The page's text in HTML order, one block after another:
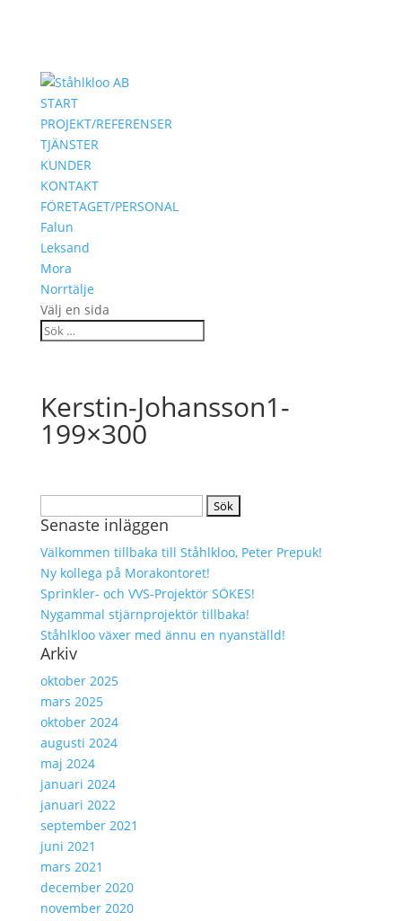
START
PROJEKT/REFERENSER
TJÄNSTER
KUNDER
KONTAKT
FÖRETAGET/PERSONAL
Falun
Leksand
Mora
Norrtälje
Välj en sida
Kerstin-Johansson1-
199×300
efter:
Senaste inläggen
Välkommen tillbaka till Ståhlkloo, Peter Prepuk!
Ny kollega på Morakontoret!
Sprinkler- och VVS-Projektör SÖKES!
Nygammal stjärnprojektör tillbaka!
Ståhlkloo växer med ännu en nyanställd!
Arkiv
oktober 2025
mars 2025
oktober 2024
augusti 2024
maj 2024
januari 2024
januari 2022
september 2021
juni 2021
mars 2021
december 2020
november 2020